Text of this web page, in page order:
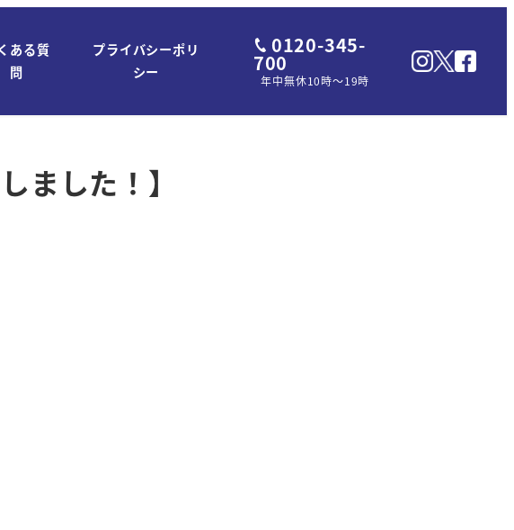
ある質
問
プライバシーポリ
シー
0120-345-
700
年中無休10時～19時
ました！】